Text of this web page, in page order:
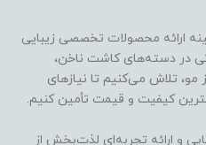
از سال ۱۳۸۲ در زمینه ارائه محصولات تخصصی زیبایی
در دسته‌های کاشت ناخن،
مو، تلاش می‌کنیم تا نیازهای
کیفیت و قیمت تأمین کنیم.
و ارائه تجربه‌ای لذت‌بخش از